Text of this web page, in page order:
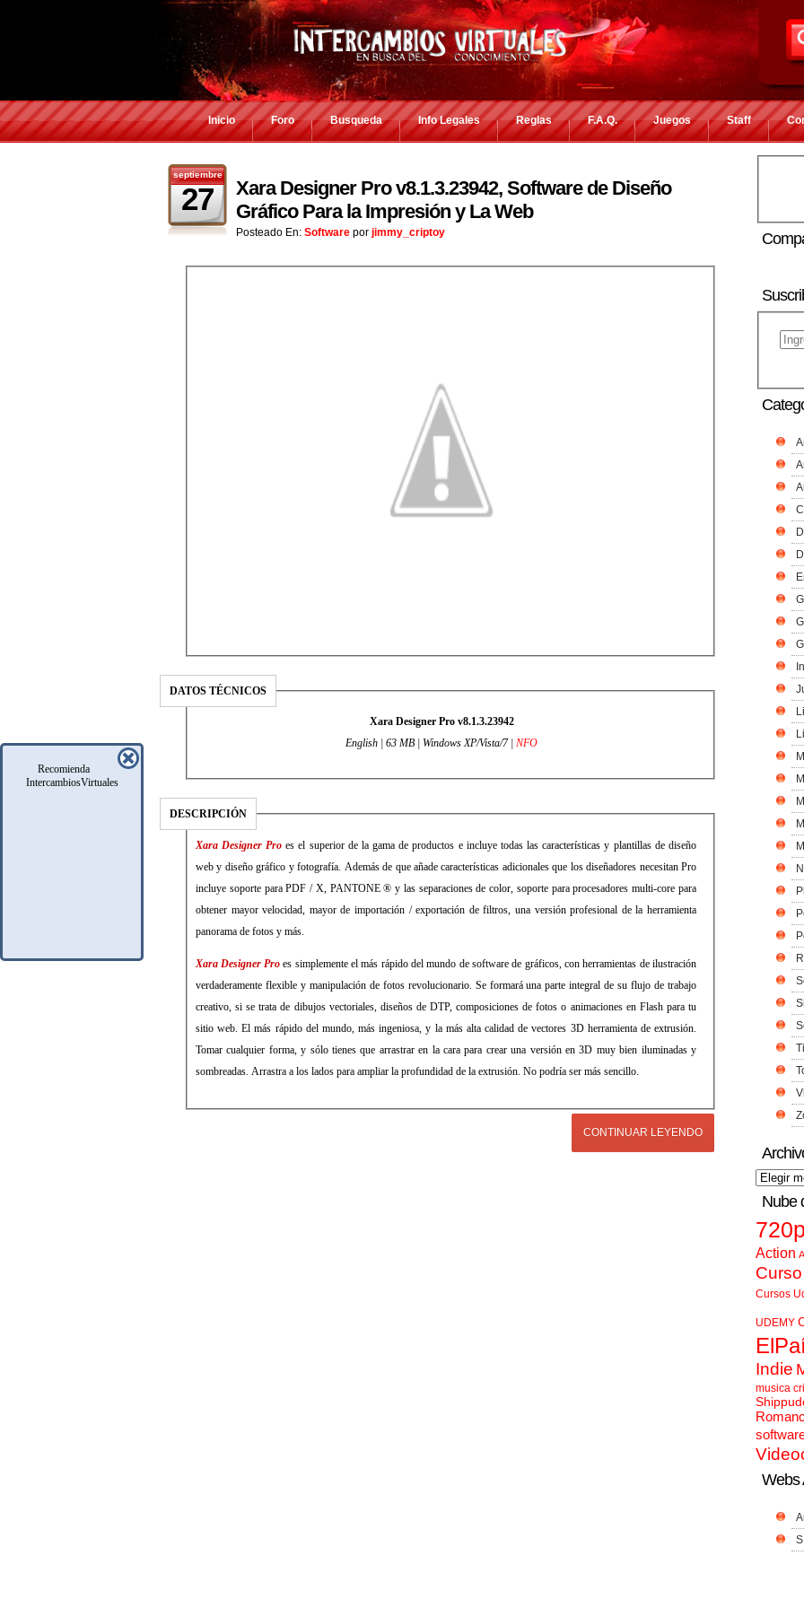
Recomienda
IntercambiosVirtuales
Inicio Foro Busqueda Info Legales Reglas F.A.Q. Juegos Staff
septiembre
27
Xara Designer Pro v8.1.3.23942, Software de Diseño
Gráfico Para la Impresión y La Web
Posteado En: Software por jimmy_criptoy
DATOS TÉCNICOS
Xara Designer Pro v8.1.3.23942
English | 63 MB | Windows XP/Vista/7| NFO
DESCRIPCIÓN
Xara Designer Pro es el superior de la gama de productos e incluye todas las características y plantillas de diseño
web y diseño gráfico y fotografía. Además de que añade características adicionales que los diseñadores necesitan Pro
incluye soporte para PDF / X, PANTONE ® y las separaciones de color, soporte para procesadores multi-core para
obtener mayor velocidad, mayor de importación / exportación de filtros, una versión profesional de la herramienta
panorama de fotos y más.
Xara Designer Pro es simplemente el más rápido del mundo de software de gráficos, con herramientas de ilustración
verdaderamente flexible y manipulación de fotos revolucionario. Se formará una parte integral de su flujo de trabajo
creativo, si se trata de dibujos vectoriales, diseños de DTP, composiciones de fotos o animaciones en Flash para tu
sitio web. El más rápido del mundo, más ingeniosa, y la más alta calidad de vectores 3D herramienta de extrusión.
Tomar cualquier forma, y sólo tienes que arrastrar en la cara para crear una versión en 3D muy bien iluminadas y
sombreadas. Arrastra a los lados para ampliar la profundidad de la extrusión. No podría ser más sencillo.
CONTINUAR LEYENDO
Nube
Action
Cursos
UDEMY
Indie
musica
Webs